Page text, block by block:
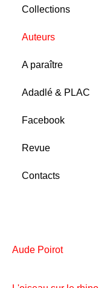
Collections
Auteurs
A paraître
Adadlé & PLAC
Facebook
Revue
Contacts
Aude Poirot